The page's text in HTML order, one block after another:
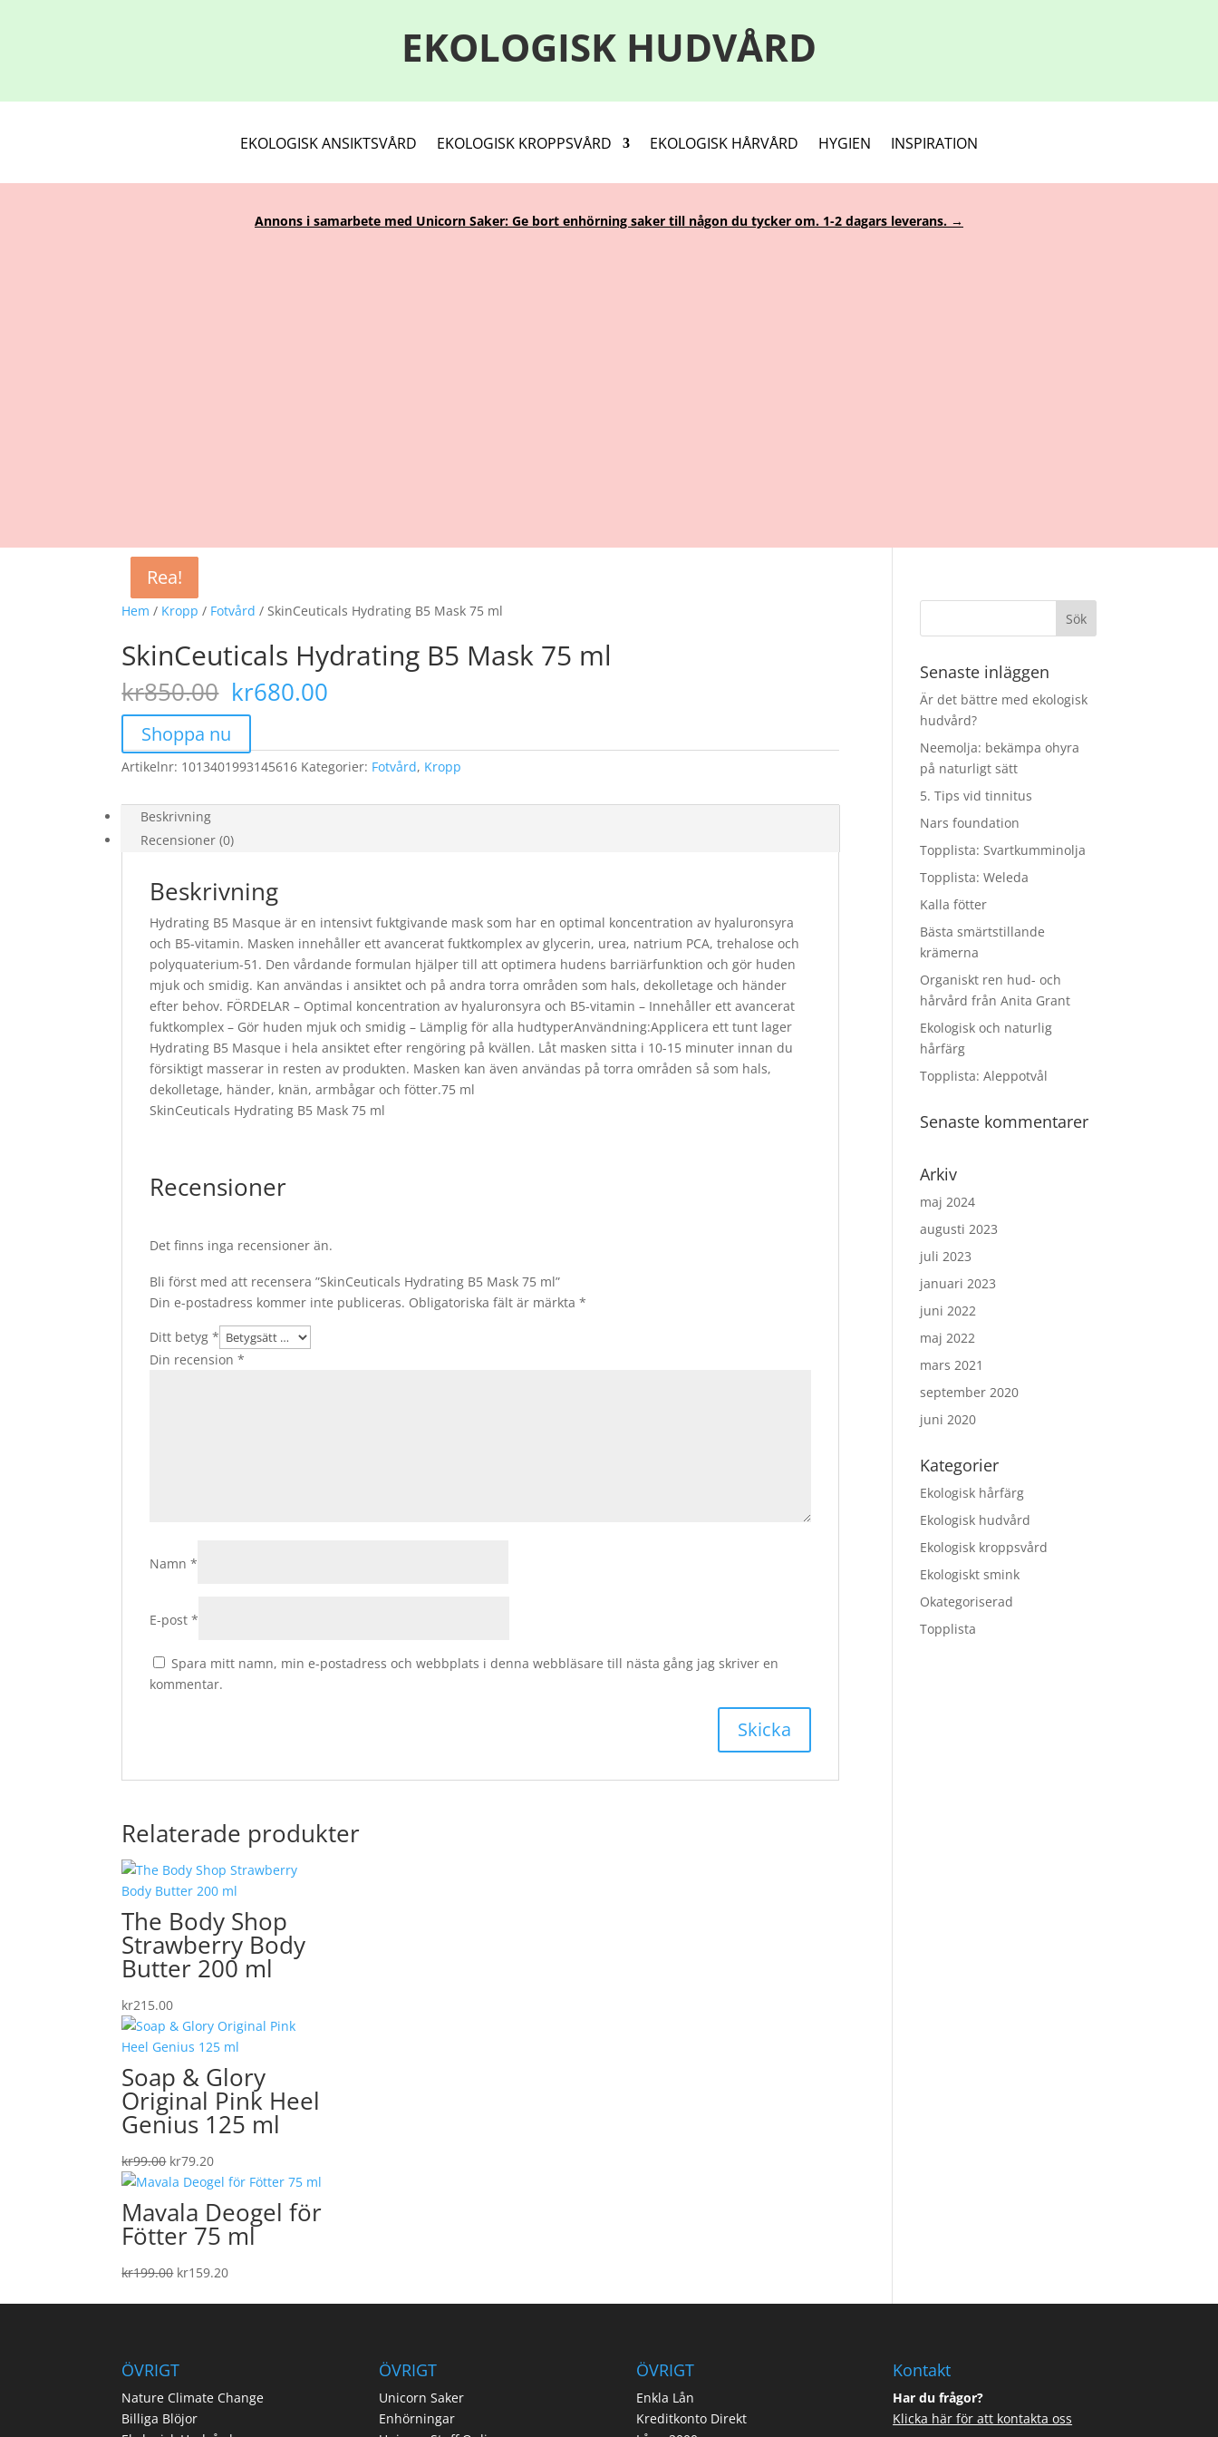
EKOLOGISK HUDVÅRD
EKOLOGISK ANSIKTSVÅRD EKOLOGISK KROPPSVÅRD EKOLOGISK HÅRVÅRD HYGIEN INSPIRATION
Annons i samarbete med Unicorn Saker: Ge bort enhörning saker till någon du tycker om. 1-2 dagars leverans. →
Hem / Kropp / Fotvård / SkinCeuticals Hydrating B5 Mask 75 ml
Rea!
SkinCeuticals Hydrating B5 Mask 75 ml
kr850.00 Det
ursprungliga
var:
kr850.00.
kr680.00
är:
kr680.00.
Shoppa nu
Artikelnr: 1013401993145616 Kategorier: Fotvård, Kropp
Beskrivning
Recensioner (0)
Beskrivning
Hydrating B5 Masque är en intensivt fuktgivande mask som har en optimal koncentration av hyaluronsyra
och B5-vitamin. Masken innehåller ett avancerat fuktkomplex av glycerin, urea, natrium PCA, trehalose och
polyquaterium-51. Den vårdande formulan hjälper till att optimera hudens barriärfunktion och gör huden
mjuk och smidig. Kan användas i ansiktet och på andra torra områden som hals, dekolletage och händer
efter behov. FÖRDELAR – Optimal koncentration av hyaluronsyra och B5-vitamin – Innehåller ett avancerat
fuktkomplex – Gör huden mjuk och smidig – Lämplig för alla hudtyperAnvändning:Applicera ett tunt lager
Hydrating B5 Masque i hela ansiktet efter rengöring på kvällen. Låt masken sitta i 10-15 minuter innan du
försiktigt masserar in resten av produkten. Masken kan även användas på torra områden så som hals,
dekolletage, händer, knän, armbågar och fötter.75 ml
SkinCeuticals Hydrating B5 Mask 75 ml
Recensioner
Det finns inga recensioner än.
Bli först med att recensera ”SkinCeuticals Hydrating B5 Mask 75 ml”
Din e-postadress kommer inte publiceras. Obligatoriska fält är märkta*
Ditt betyg*
Din recension*
Namn*
E-post*
Spara mitt namn, min e-postadress och webbplats i denna webbläsare till nästa gång jag skriver en
kommentar.
Relaterade produkter
The Body Shop
Strawberry Body
Butter 200 ml
kr215.00
Rea!
Soap & Glory
Original Pink Heel
Genius 125 ml
kr99.00 Det
ursprungliga
priset
var:
kr99.00.
kr79.20Det
nuvarande
priset
är:
kr79.20.
Rea!
Mavala Deogel för
Fötter 75 ml
kr199.00 Det
kr159.20Det
Senaste inläggen
Är det bättre med ekologisk
hudvård?
Neemolja: bekämpa ohyra
på naturligt sätt
5. Tips vid tinnitus
Nars foundation
Topplista: Svartkumminolja
Topplista: Weleda
Kalla fötter
Bästa smärtstillande
krämerna
Organiskt ren hud- och
hårvård från Anita Grant
Ekologisk och naturlig
hårfärg
Topplista: Aleppotvål
Senaste kommentarer
Arkiv
maj 2024
augusti 2023
juli 2023
januari 2023
juni 2022
maj 2022
mars 2021
september 2020
juni 2020
Kategorier
Ekologisk hårfärg
Ekologisk hudvård
Ekologisk kroppsvård
Ekologiskt smink
Okategoriserad
Topplista
ÖVRIGT
Nature Climate Change
Billiga Blöjor
ÖVRIGT
Unicorn Saker
Enhörningar
ÖVRIGT
Enkla Lån
Kreditkonto Direkt
Kontakt
Har du frågor?
Klicka här för att kontakta oss